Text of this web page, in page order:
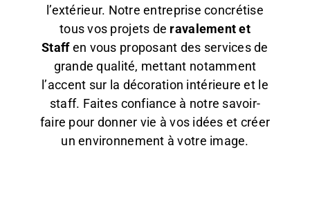
l’extérieur. Notre entreprise concrétise
tous vos projets de ravalement et
Staffen vous proposant des services de
grande qualité, mettant notamment
l’accent sur la décoration intérieure et le
staff. Faites confiance à notre savoir-
faire pour donner vie à vos idées et créer
un environnement à votre image.